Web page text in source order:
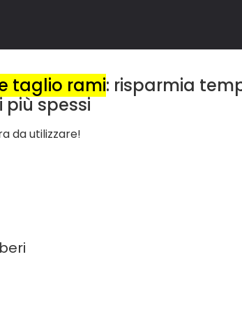
taglio rami: risparmia
più spessi
da utilizzare!